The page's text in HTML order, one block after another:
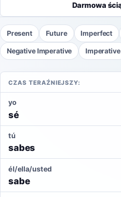
Darmowa
Present Future Imperfect
Negative Imperative Imperative
CZAS TERAŹNIEJSZY:
yo
sé
tú
sabes
él/ella/usted
sabe